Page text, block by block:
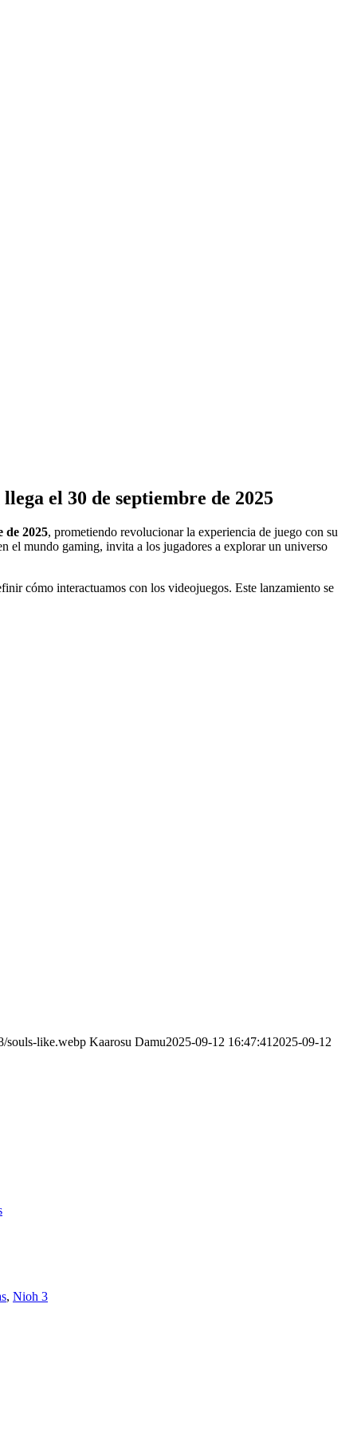
el 30 de septiembre de 2025
de 2025, prometiendo revolucionar la experiencia de juego con su
el mundo gaming, invita a los jugadores a explorar un universo
cómo interactuamos con los videojuegos. Este lanzamiento se
souls-like.webp Kaarosu Damu2025-09-12 16:47:41 2025-09-12
, Nioh 3